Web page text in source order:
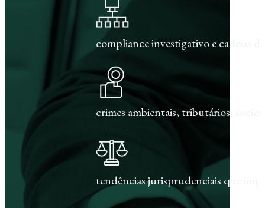
compliance investigativo e cadeias
crimes ambientais, tributários,
tendências jurisprudenciais que